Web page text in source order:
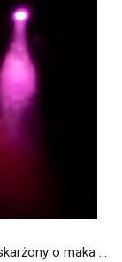
o maka ...